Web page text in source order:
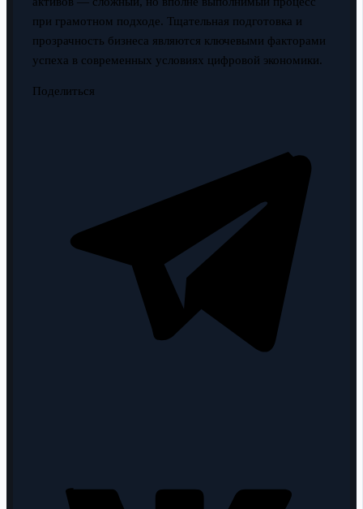
при грамотном подходе. Тщательная подготовка и
прозрачность бизнеса являются ключевыми факторами
успеха в современных условиях цифровой экономики.
Поделиться